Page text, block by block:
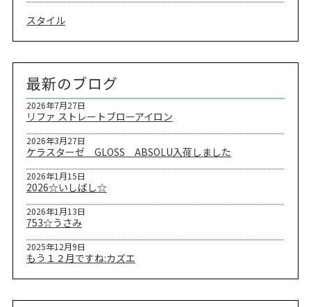
スタイル
最新のブログ
リファ ストレートブローアイロン
2026年7月27日
ケラスターゼ GLOSS ABSOLU入荷しました
2026年3月27日
2026☆いしばし☆
2026年1月15日
753☆うさみ
2026年1月13日
もう１２月ですね:カズエ
2025年12月9日